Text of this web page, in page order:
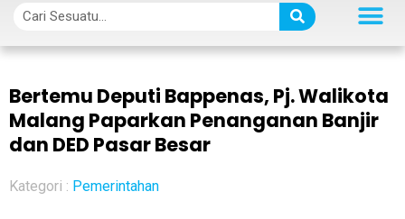
Bertemu Deputi Bappenas, Pj. Walikota
Malang Paparkan Penanganan Banjir
dan DED Pasar Besar
Kategori : Pemerintahan